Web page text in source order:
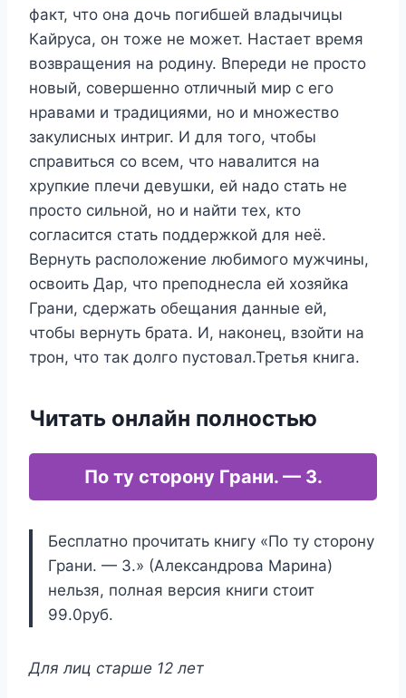
факт, что она дочь погибшей владычицы
Кайруса, он тоже не может. Настает время
возвращения на родину. Впереди не просто
новый, совершенно отличный мир с его
нравами и традициями, но и множество
закулисных интриг. И для того, чтобы
справиться со всем, что навалится на
хрупкие плечи девушки, ей надо стать не
просто сильной, но и найти тех, кто
согласится стать поддержкой для неё.
Вернуть расположение любимого мужчины,
освоить Дар, что преподнесла ей хозяйка
Грани, сдержать обещания данные ей,
чтобы вернуть брата. И, наконец, взойти на
трон, что так долго пустовал.Третья книга.
Читать онлайн полностью
По ту сторону Грани. — 3.
Бесплатно прочитать книгу «По ту сторону
Грани. — 3.» (Александрова Марина)
нельзя, полная версия книги стоит
99.0руб.
Для лиц старше 12 лет